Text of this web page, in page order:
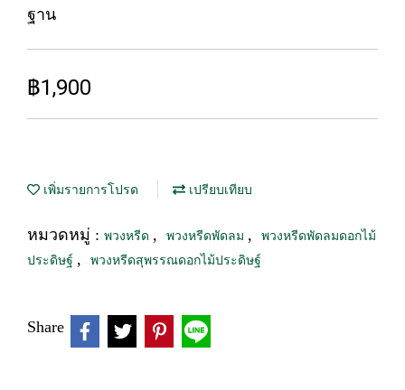
ฐาน
฿1,900
เพิ่มรายการโปรด เปรียบเทียบ
หมวดหมู่ : พวงหรีด , พวงหรีดพัดลม ,
พวงหรีดพัดลมดอกไม้
ประดิษฐ์ , พวงหรีดสุพรรณดอกไม้ประดิษฐ์
Share